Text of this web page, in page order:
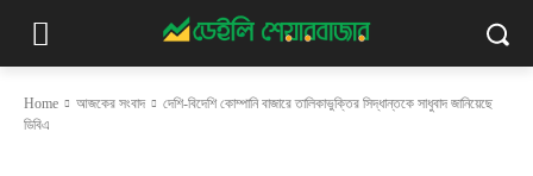
Home আজকের সংবাদ
দেশি-বিদেশি কোম্পানি বাজারে তালিকাভুক্তির সিদ্ধান্তকে সাধুবাদ জানিয়েছে
ডিবিএ